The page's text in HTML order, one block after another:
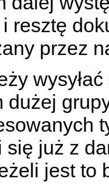
i resztę
przez
dużej
się już z
jest to